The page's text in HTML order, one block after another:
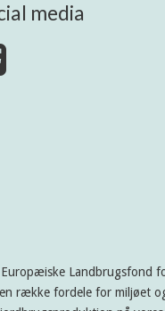
media
Landbrugsfond
række fordele for miljøet